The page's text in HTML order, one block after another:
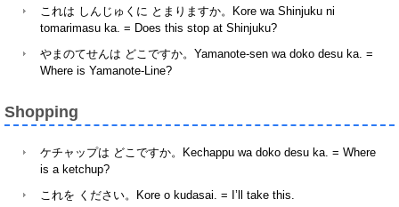
これは しんじゅくに とまりますか。Kore wa Shinjuku ni
tomarimasu ka. = Does this stop at Shinjuku?
やまのてせんは どこですか。Yamanote-sen wa doko desu ka. =
Where is Yamanote-Line?
Shopping
ケチャップは どこですか。Kechappu wa doko desu ka. = Where
is a ketchup?
これを ください。Kore o kudasai. = I’ll take this.